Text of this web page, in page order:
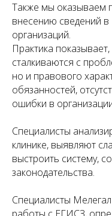
Также мы оказываем
внесению сведений
организаций.
Практика
сталкиваются с
но и правового
обязанностей,
ошибки в
Специалисты
клинике, выявляют
выстроить систему,
законодательства.
Специалисты
Чимбирева Алина
Руководитель Melegal
Я согласен(на) на
данных в соответствии с
на обработку
иПолитикой в